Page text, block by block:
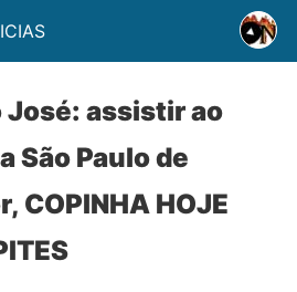
José: assistir ao
São Paulo de
COPINHA HOJE